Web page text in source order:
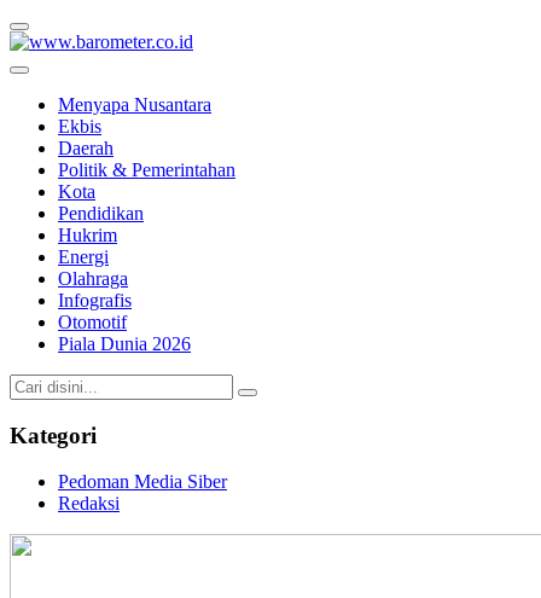
Menyapa Nusantara
Ekbis
Daerah
Politik & Pemerintahan
Kota
Pendidikan
Hukrim
Energi
Olahraga
Infografis
Otomotif
Piala Dunia 2026
Kategori
Pedoman Media Siber
Redaksi